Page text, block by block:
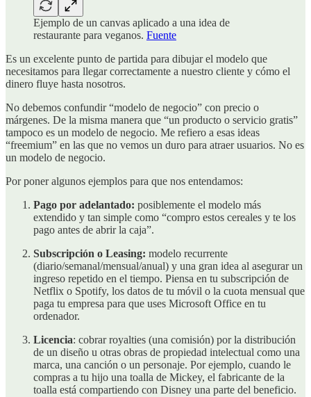
Ejemplo de un canvas aplicado a una idea de
restaurante para veganos. Fuente
Es un excelente punto de partida para dibujar el modelo que
necesitamos para llegar correctamente a nuestro cliente y cómo el
dinero fluye hasta nosotros.
No debemos confundir “modelo de negocio” con precio o
márgenes. De la misma manera que “un producto o servicio gratis”
tampoco es un modelo de negocio. Me refiero a esas ideas
“freemium” en las que no vemos un duro para atraer usuarios. No es
un modelo de negocio.
Por poner algunos ejemplos para que nos entendamos:
Pago por adelantado: posiblemente el modelo más
extendido y tan simple como “compro estos cereales y te los
pago antes de abrir la caja”.
Subscripción o Leasing: modelo recurrente
(diario/semanal/mensual/anual) y una gran idea al asegurar un
ingreso repetido en el tiempo. Piensa en tu subscripción de
Netflix o Spotify, los datos de tu móvil o la cuota mensual que
paga tu empresa para que uses Microsoft Office en tu
ordenador.
Licencia: cobrar royalties (una comisión) por la distribución
de un diseño u otras obras de propiedad intelectual como una
marca, una canción o un personaje. Por ejemplo, cuando le
compras a tu hijo una toalla de Mickey, el fabricante de la
toalla está compartiendo con Disney una parte del beneficio.